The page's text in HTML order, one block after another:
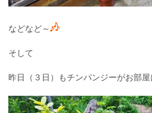
などなど～
そして
昨日（３日）もチンパンジーがお部